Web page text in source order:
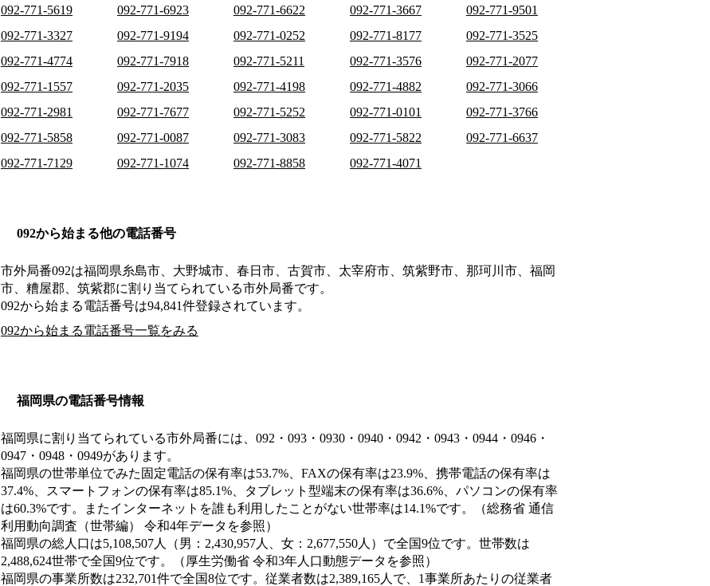
092-771-5619
092-771-6923 092-771-6622 092-771-3667
092-771-9501
092-771-3327
092-771-9194 092-771-0252 092-771-8177
092-771-3525
092-771-4774
092-771-7918 092-771-5211 092-771-3576
092-771-2077
092-771-1557
092-771-2035 092-771-4198 092-771-4882
092-771-3066
092-771-2981
092-771-7677 092-771-5252 092-771-0101
092-771-3766
092-771-5858
092-771-0087 092-771-3083 092-771-5822
092-771-6637
092-771-7129
092-771-1074 092-771-8858 092-771-4071
092から始まる他の電話番号
市外局番092は福岡県糸島市、大野城市、春日市、古賀市、太宰府市、筑紫野市、那珂川市、福岡
市、糟屋郡、筑紫郡に割り当てられている市外局番です。
092から始まる電話番号は94,841件登録されています。
092から始まる電話番号一覧をみる
福岡県の電話番号情報
福岡県に割り当てられている市外局番には、092・093・0930・0940・0942・0943・0944・0946・
0947・0948・0949があります。
福岡県の世帯単位でみた固定電話の保有率は53.7%、FAXの保有率は23.9%、携帯電話の保有率は
37.4%、スマートフォンの保有率は85.1%、タブレット型端末の保有率は36.6%、パソコンの保有率
は60.3%です。またインターネットを誰も利用したことがない世帯率は14.1%です。（総務省 通信
利用動向調査（世帯編） 令和4年データを参照）
福岡県の総人口は5,108,507人（男：2,430,957人、女：2,677,550人）で全国9位です。世帯数は
2,488,624世帯で全国9位です。（厚生労働省 令和3年人口動態データを参照）
福岡県の事業所数は232,701件で全国8位です。従業者数は2,389,165人で、1事業所あたりの従業者